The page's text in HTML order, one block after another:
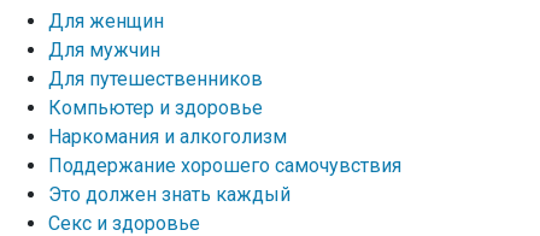
Для женщин
Для мужчин
Для путешественников
Компьютер и здоровье
Наркомания и алкоголизм
Поддержание хорошего самочувствия
Это должен знать каждый
Секс и здоровье